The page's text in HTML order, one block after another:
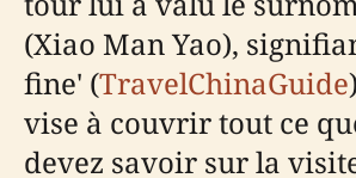
(Xiao Man Yao),
fine' (TravelChinaGuide
vise à couvrir tout ce
devez savoir sur la